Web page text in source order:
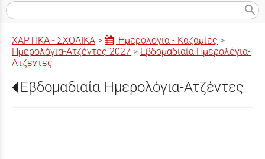
search
ΧΑΡΤΙΚΑ - ΣΧΟΛΙΚΑ > Ημερολόγια - Καζαμίες >
Ημερολόγια-Ατζέντες 2027 > Εβδομαδιαία Ημερολόγια-
Ατζέντες
Εβδομαδιαία Ημερολόγια-Ατζέντες